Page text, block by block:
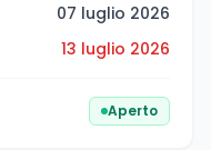
07 luglio 2026
13 luglio 2026
Aperto